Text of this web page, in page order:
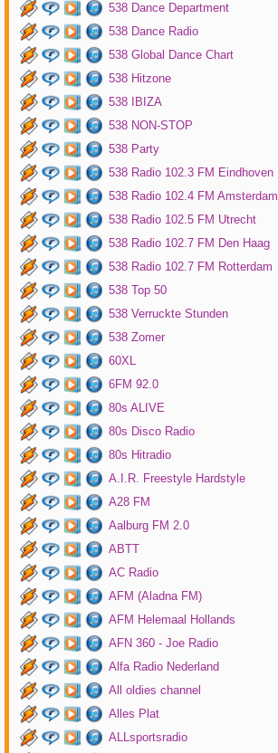
538 Dance Department
538 Dance Radio
538 Global Dance Chart
538 Hitzone
538 IBIZA
538 NON-STOP
538 Party
538 Radio 102.3 FM Eindhoven
538 Radio 102.4 FM Amsterdam
538 Radio 102.5 FM Utrecht
538 Radio 102.7 FM Den Haag
538 Radio 102.7 FM Rotterdam
538 Top 50
538 Verruckte Stunden
538 Zomer
60XL
6FM 92.0
80s ALIVE
80s Disco Radio
80s Hitradio
A.I.R. Freestyle Hardstyle
A28 FM
Aalburg FM 2.0
ABTT
AC Radio
AFM (Aladna FM)
AFM Helemaal Hollands
AFN 360 - Joe Radio
Alfa Radio Nederland
All oldies channel
Alles Plat
ALLsportsradio